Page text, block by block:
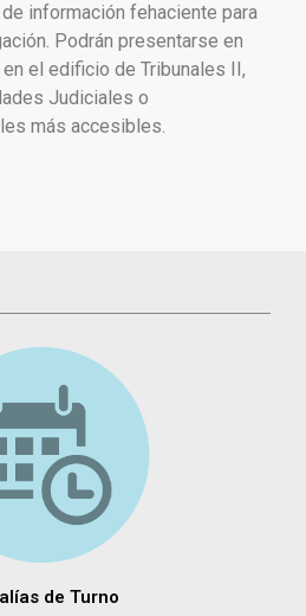
información fehaciente para
Podrán presentarse en
el edificio de Tribunales II,
Judiciales o
más accesibles.
de Turno